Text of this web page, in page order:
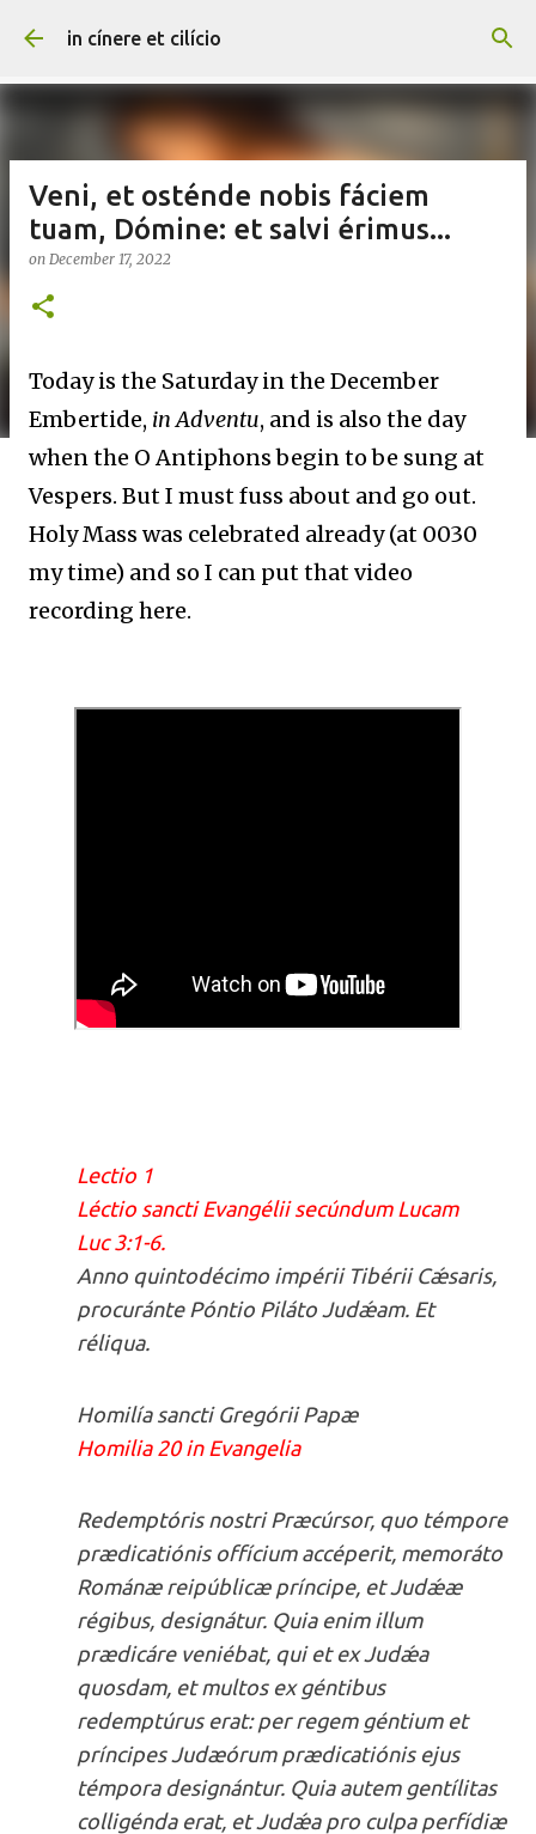
Skip to main content
in cínere et cilício
Veni, et osténde nobis fáciem
tuam, Dómine: et salvi érimus...
on December 17, 2022
Today is the Saturday in the December
Embertide, in Adventu, and is also the day
when the O Antiphons begin to be sung at
Vespers. But I must fuss about and go out.
Holy Mass was celebrated already (at 0030
my time) and so I can put that video
recording here.
Lectio 1
Léctio sancti Evangélii secúndum Lucam
Luc 3:1-6.
Anno quintodécimo impérii Tibérii Cǽsaris,
procuránte Póntio Piláto Judǽam. Et
réliqua.
Homilía sancti Gregórii Papæ
Homilia 20 in Evangelia
Redemptóris nostri Præcúrsor, quo témpore
prædicatiónis offícium accéperit, memoráto
Románæ reipúblicæ príncipe, et Judǽæ
régibus, designátur. Quia enim illum
prædicáre veniébat, qui et ex Judǽa
quosdam, et multos ex géntibus
redemptúrus erat: per regem géntium et
príncipes Judæórum prædicatiónis ejus
témpora designántur. Quia autem gentílitas
colligénda erat, et Judǽa pro culpa perfídiæ